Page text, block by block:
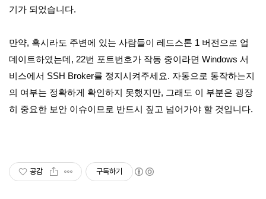
기가 되었습니다.
만약, 혹시라도 주변에 있는 사람들이 레드스톤 1 버전으로 업
데이트하였는데, 22번 포트번호가 작동 중이라면 Windows 서
비스에서 SSH Broker를 정지시켜주세요. 자동으로 동작하는지
의 여부는 정확하게 확인하지 못했지만, 그래도 이 부분은 굉장
히 중요한 보안 이슈이므로 반드시 짚고 넘어가야 할 것입니다.
공감 구독하기